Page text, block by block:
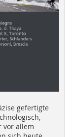
gefertigte
vor allem